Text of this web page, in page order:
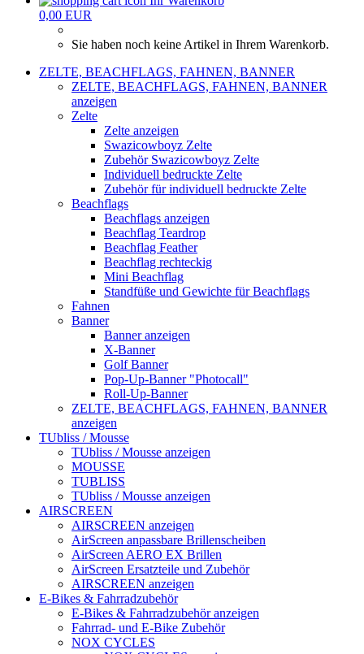
0,00 EUR
Sie haben noch keine Artikel in Ihrem Warenkorb.
ZELTE, BEACHFLAGS, FAHNEN, BANNER
ZELTE, BEACHFLAGS, FAHNEN, BANNER
anzeigen
Zelte
Zelte anzeigen
Swazicowboyz Zelte
Zubehör Swazicowboyz Zelte
Individuell bedruckte Zelte
Zubehör für individuell bedruckte Zelte
Beachflags
Beachflags anzeigen
Beachflag Teardrop
Beachflag Feather
Beachflag rechteckig
Mini Beachflag
Standfüße und Gewichte für Beachflags
Fahnen
Banner
Banner anzeigen
X-Banner
Golf Banner
Pop-Up-Banner "Photocall"
Roll-Up-Banner
ZELTE, BEACHFLAGS, FAHNEN, BANNER
anzeigen
TUbliss / Mousse
TUbliss / Mousse anzeigen
MOUSSE
TUBLISS
TUbliss / Mousse anzeigen
AIRSCREEN
AIRSCREEN anzeigen
AirScreen anpassbare Brillenscheiben
AirScreen AERO EX Brillen
AirScreen Ersatzteile und Zubehör
AIRSCREEN anzeigen
E-Bikes & Fahrradzubehör
E-Bikes & Fahrradzubehör anzeigen
Fahrrad- und E-Bike Zubehör
NOX CYCLES